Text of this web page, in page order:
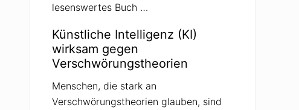
lesenswertes Buch …
Künstliche Intelligenz (KI)
wirksam gegen
Verschwörungstheorien
Menschen, die stark an
Verschwörungstheorien glauben, sind